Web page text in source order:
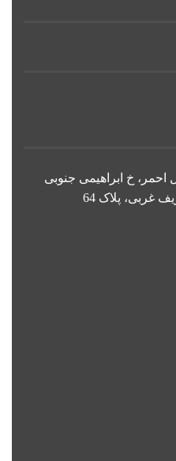
احمر، خ ابراهیمی جنوبی
غربی، پلاک 64